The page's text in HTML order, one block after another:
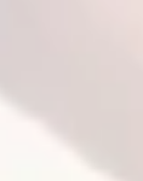
de
stratégie.